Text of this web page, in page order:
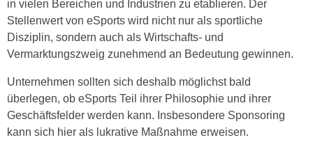
in vielen Bereichen und Industrien zu etablieren. Der
Stellenwert von eSports wird nicht nur als sportliche
Disziplin, sondern auch als Wirtschafts- und
Vermarktungszweig zunehmend an Bedeutung gewinnen.
Unternehmen sollten sich deshalb möglichst bald
überlegen, ob eSports Teil ihrer Philosophie und ihrer
Geschäftsfelder werden kann. Insbesondere Sponsoring
kann sich hier als lukrative Maßnahme erweisen.